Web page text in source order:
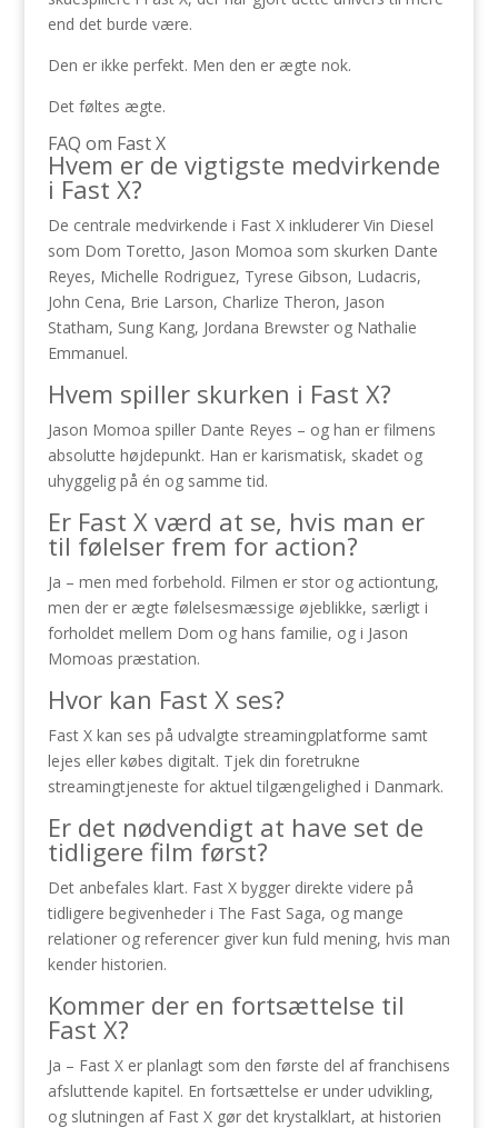
end det burde være.
Den er ikke perfekt. Men den er ægte nok.
Det føltes ægte.
FAQ om Fast X
Hvem er de vigtigste medvirkende
i Fast X?
De centrale medvirkende i Fast X inkluderer Vin Diesel
som Dom Toretto, Jason Momoa som skurken Dante
Reyes, Michelle Rodriguez, Tyrese Gibson, Ludacris,
John Cena, Brie Larson, Charlize Theron, Jason
Statham, Sung Kang, Jordana Brewster og Nathalie
Emmanuel.
Hvem spiller skurken i Fast X?
Jason Momoa spiller Dante Reyes – og han er filmens
absolutte højdepunkt. Han er karismatisk, skadet og
uhyggelig på én og samme tid.
Er Fast X værd at se, hvis man er
til følelser frem for action?
Ja – men med forbehold. Filmen er stor og actiontung,
men der er ægte følelsesmæssige øjeblikke, særligt i
forholdet mellem Dom og hans familie, og i Jason
Momoas præstation.
Hvor kan Fast X ses?
Fast X kan ses på udvalgte streamingplatforme samt
lejes eller købes digitalt. Tjek din foretrukne
streamingtjeneste for aktuel tilgængelighed i Danmark.
Er det nødvendigt at have set de
tidligere film først?
Det anbefales klart. Fast X bygger direkte videre på
tidligere begivenheder i The Fast Saga, og mange
relationer og referencer giver kun fuld mening, hvis man
kender historien.
Kommer der en fortsættelse til
Fast X?
Ja – Fast X er planlagt som den første del af franchisens
afsluttende kapitel. En fortsættelse er under udvikling,
og slutningen af Fast X gør det krystalklart, at historien